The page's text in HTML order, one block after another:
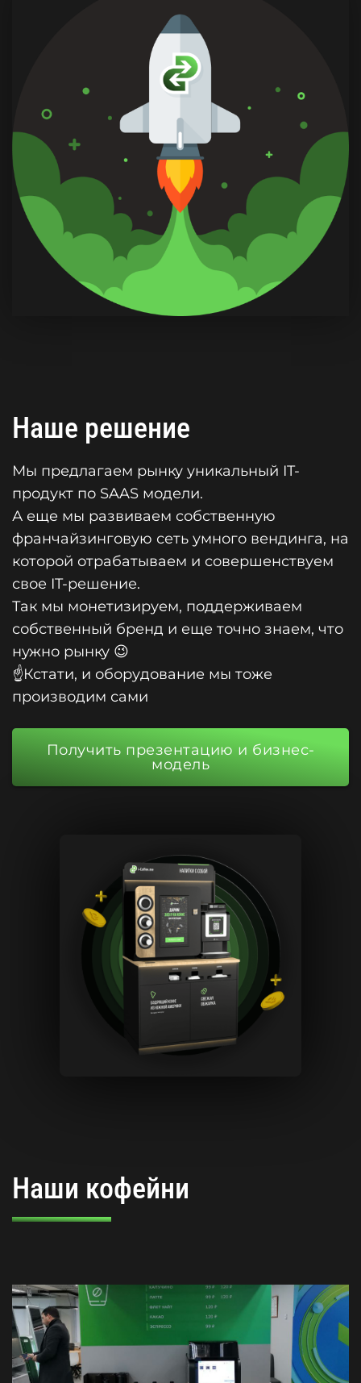
Наше решение
Мы предлагаем рынку уникальный IT-
продукт по SAAS модели.
А еще мы развиваем собственную
франчайзинговую сеть умного вендинга, на
которой отрабатываем и совершенствуем
свое IT-решение.
Так мы монетизируем, поддерживаем
собственный бренд и еще точно знаем, что
нужно рынку 😉
☝️Кстати, и оборудование мы тоже
производим сами
Получить презентацию и бизнес-
модель
Наши кофейни